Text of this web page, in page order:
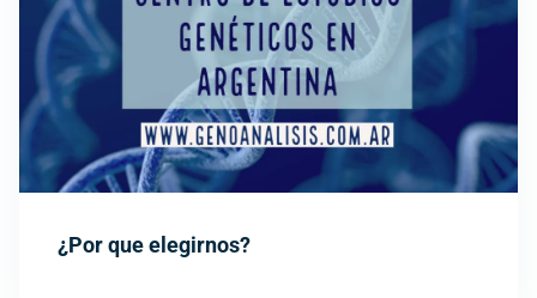
¿Por que elegirnos?